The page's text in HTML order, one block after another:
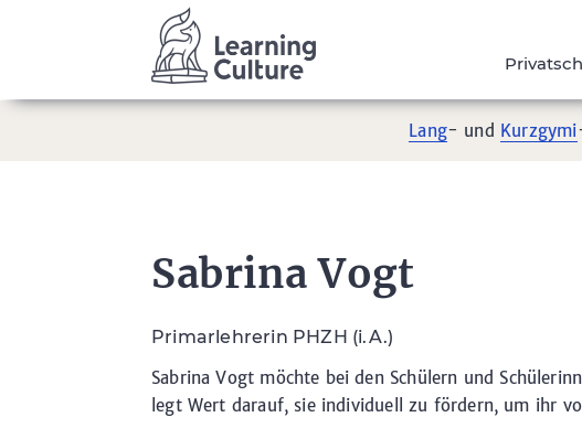
Lang- und Kurzgymi
Sabrina Vogt
Primarlehrerin PHZH (i.A.)
Sabrina Vogt möchte bei den Schülern und
legt Wert darauf, sie individuell zu fördern, um ihr